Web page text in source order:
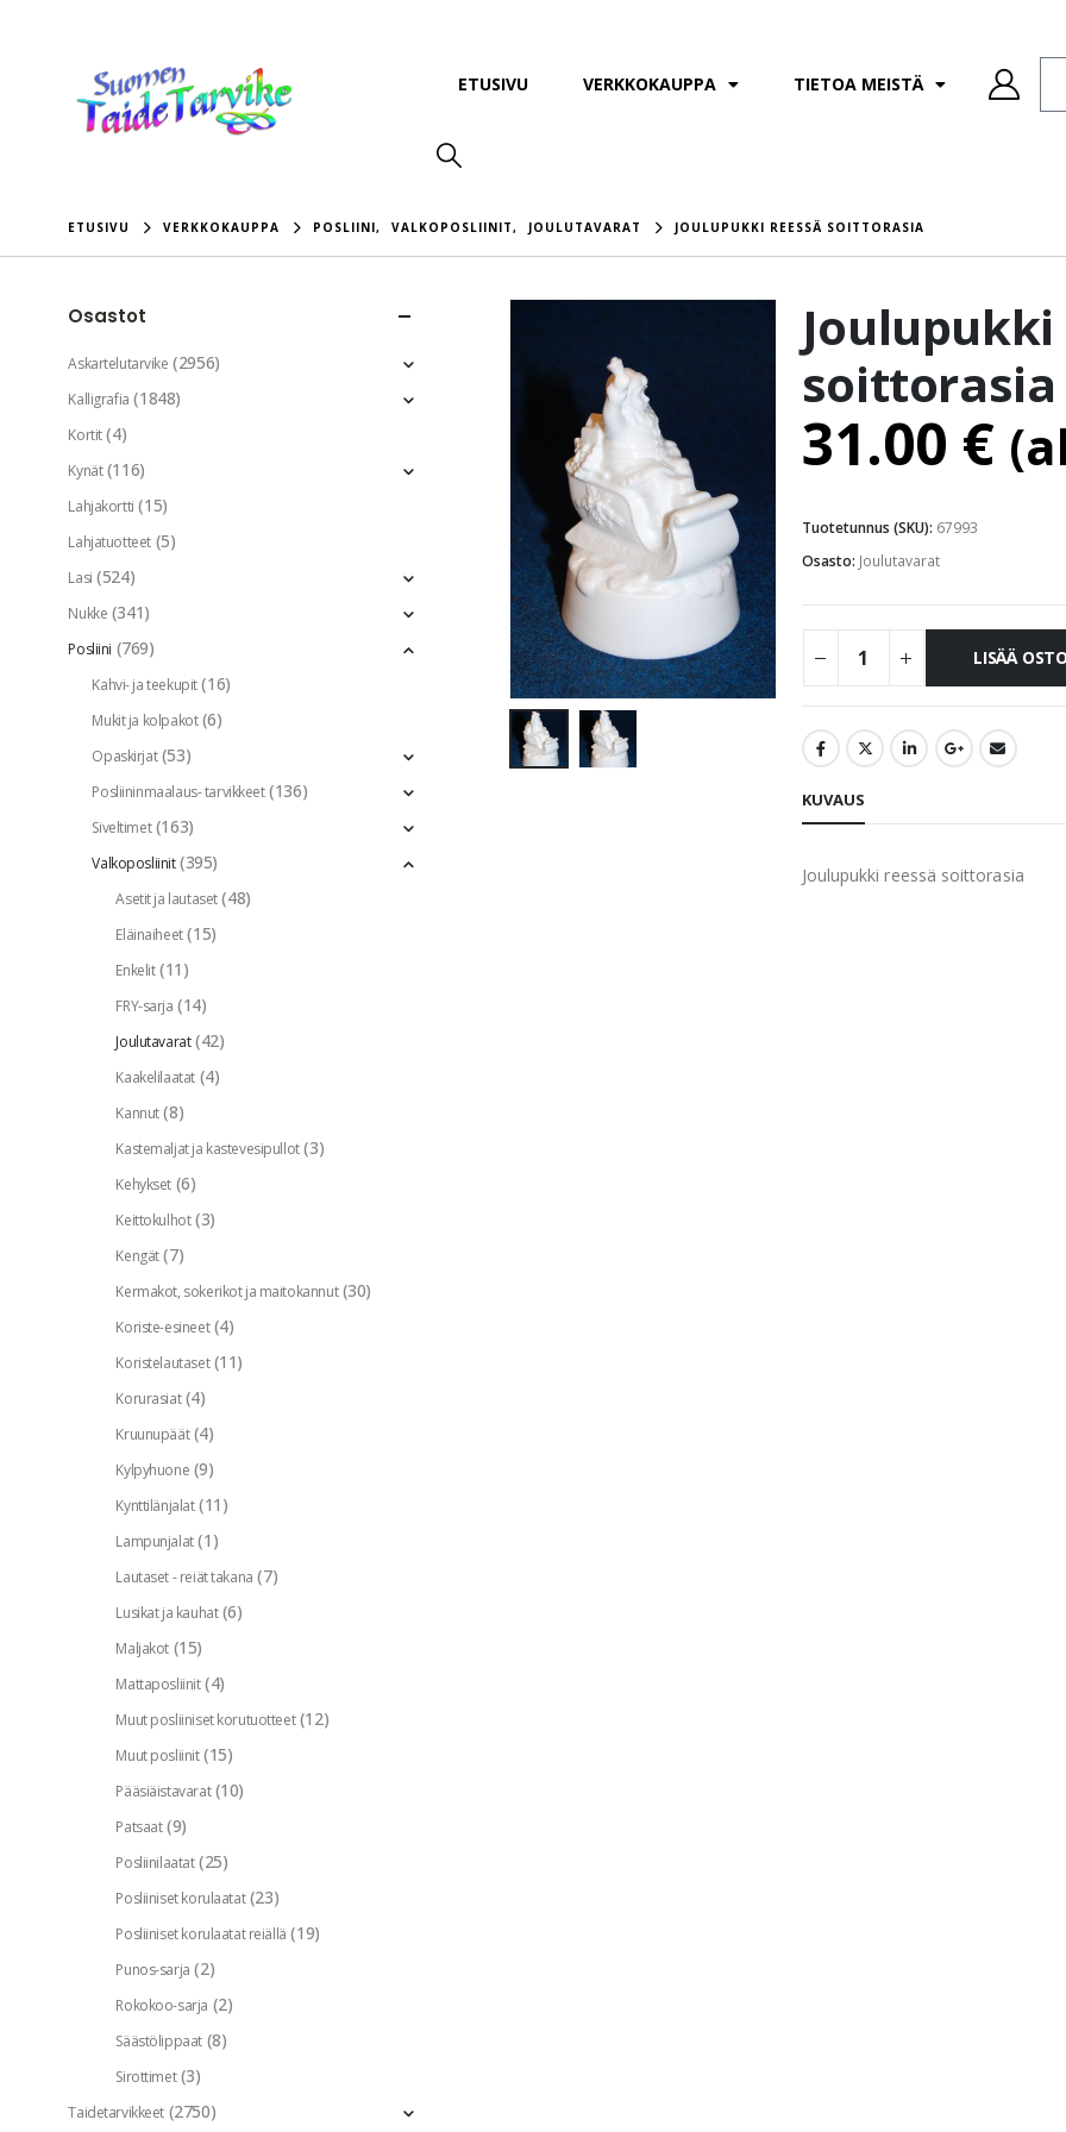
ETUSIVU VERKKOKAUPPA TIETOA MEISTÄ
ETUSIVU VERKKOKAUPPA POSLIINI, VALKOPOSLIINIT, JOULUTAVARAT JOULUPUKKI REESSÄ SOITTORASIA
Joulupukki
soittorasia
31.00 €
Tuotetunnus (SKU): 67993
Osasto: Joulutavarat
LISÄÄ
KUVAUS
Joulupukki reessä soittorasia
Osastot
Askartelutarvike (2956)
Kalligrafia (1848)
Kortit (4)
Kynät (116)
Lahjakortti (15)
Lahjatuotteet (5)
Lasi (524)
Nukke (341)
Posliini (769)
Kahvi- ja teekupit (16)
Mukit ja kolpakot (6)
Opaskirjat (53)
Posliininmaalaus- tarvikkeet (136)
Siveltimet (163)
Valkoposliinit (395)
Asetit ja lautaset (48)
Eläinaiheet (15)
Enkelit (11)
FRY-sarja (14)
Joulutavarat (42)
Kaakelilaatat (4)
Kannut (8)
Kastemaljat ja kastevesipullot (3)
Kehykset (6)
Keittokulhot (3)
Kengät (7)
Kermakot, sokerikot ja maitokannut (30)
Koriste-esineet (4)
Koristelautaset (11)
Korurasiat (4)
Kruunupäät (4)
Kylpyhuone (9)
Kynttilänjalat (11)
Lampunjalat (1)
Lautaset - reiät takana (7)
Lusikat ja kauhat (6)
Maljakot (15)
Mattaposliinit (4)
Muut posliiniset korutuotteet (12)
Muut posliinit (15)
Pääsiäistavarat (10)
Patsaat (9)
Posliinilaatat (25)
Posliiniset korulaatat (23)
Posliiniset korulaatat reiällä (19)
Punos-sarja (2)
Rokokoo-sarja (2)
Säästölippaat (8)
Sirottimet (3)
Taidetarvikkeet (2750)